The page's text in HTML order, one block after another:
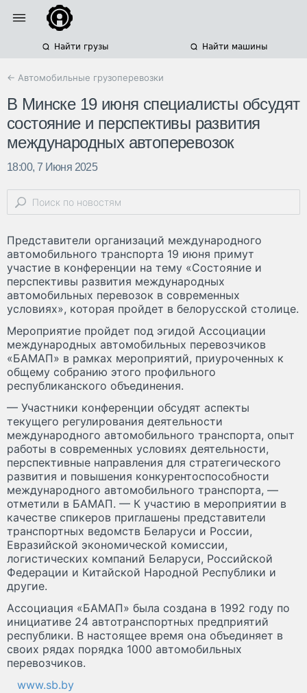
Найти грузы Найти машины
← Автомобильные грузоперевозки
В Минске 19 июня специалисты обсудят
состояние и перспективы развития
международных автоперевозок
18:00, 7 Июня 2025
Представители организаций международного
автомобильного транспорта 19 июня примут
участие в конференции на тему «Состояние и
перспективы развития международных
автомобильных перевозок в современных
условиях», которая пройдет в белорусской столице.
Мероприятие пройдет под эгидой Ассоциации
международных автомобильных перевозчиков
«БАМАП» в рамках мероприятий, приуроченных к
общему собранию этого профильного
республиканского объединения.
— Участники конференции обсудят аспекты
текущего регулирования деятельности
международного автомобильного транспорта, опыт
работы в современных условиях деятельности,
перспективные направления для стратегического
развития и повышения конкурентоспособности
международного автомобильного транспорта, —
отметили в БАМАП. — К участию в мероприятии в
качестве спикеров приглашены представители
транспортных ведомств Беларуси и России,
Евразийской экономической комиссии,
логистических компаний Беларуси, Российской
Федерации и Китайской Народной Республики и
другие.
Ассоциация «БАМАП» была создана в 1992 году по
инициативе 24 автотранспортных предприятий
республики. В настоящее время она объединяет в
своих рядах порядка 1000 автомобильных
перевозчиков.
www.sb.by